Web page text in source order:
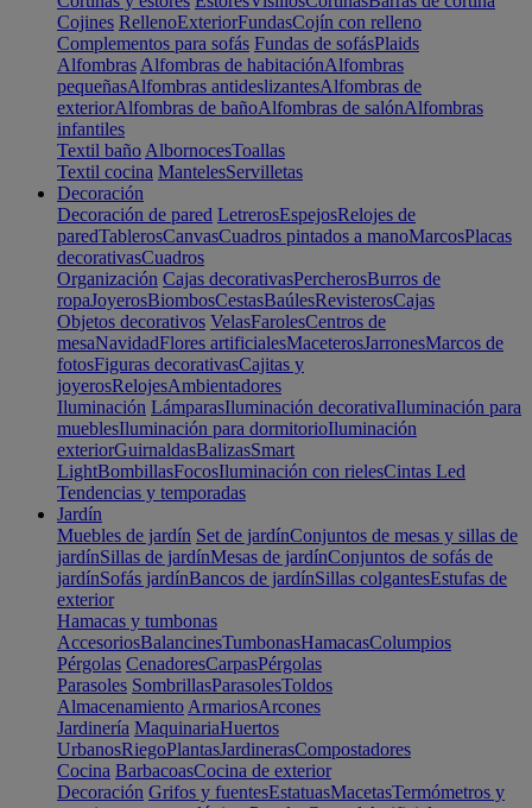
Cojines RellenoExteriorFundasCojín con relleno
Complementos para sofás Fundas de sofásPlaids
Alfombras Alfombras de habitaciónAlfombras
pequeñasAlfombras antideslizantesAlfombras de
exteriorAlfombras de bañoAlfombras de salónAlfombras
infantiles
Textil baño AlbornocesToallas
Textil cocina MantelesServilletas
Decoración
Decoración de pared LetrerosEspejosRelojes de
paredTablerosCanvasCuadros pintados a manoMarcosPlacas
decorativasCuadros
Organización Cajas decorativasPercherosBurros de
ropaJoyerosBiombosCestasBaúlesRevisterosCajas
Objetos decorativos VelasFarolesCentros de
mesaNavidadFlores artificialesMaceterosJarronesMarcos de
fotosFiguras decorativasCajitas y
joyerosRelojesAmbientadores
Iluminación LámparasIluminación decorativaIluminación para
mueblesIluminación para dormitorioIluminación
exteriorGuirnaldasBalizasSmart
LightBombillasFocosIluminación con rielesCintas Led
Tendencias y temporadas
Jardín
Muebles de jardín Set de jardínConjuntos de mesas y sillas de
jardínSillas de jardínMesas de jardínConjuntos de sofás de
jardínSofás jardínBancos de jardínSillas colgantesEstufas de
exterior
Hamacas y tumbonas
AccesoriosBalancinesTumbonasHamacasColumpios
Pérgolas CenadoresCarpasPérgolas
Parasoles SombrillasParasolesToldos
Almacenamiento ArmariosArcones
Jardinería MaquinariaHuertos
UrbanosRiegoPlantasJardinerasCompostadores
Cocina BarbacoasCocina de exterior
Decoración Grifos y fuentesEstatuasMacetasTermómetros y